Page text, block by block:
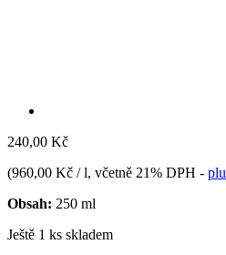
240,00 Kč
(960,00 Kč / l, včetně 21% DPH -
Obsah: 250 ml
Ještě 1 ks skladem